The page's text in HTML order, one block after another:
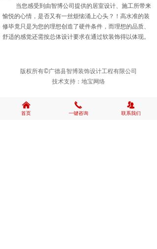
当您感受到由智博公司提供的居室设计、施工所带来
愉悦的心情，是否又有一丝烦恼涌上心头？！高水准的装
修毕竟只是为您的理想创造了硬件条件，而理想的品质、
舒适的感觉还需按总体设计要求在通过软装饰得以体现。
版权所有©广德县智博装饰设计工程有限公司
技术支持： 地宝网络
낀
首页
끅
一键咨询
뀡
联系我们